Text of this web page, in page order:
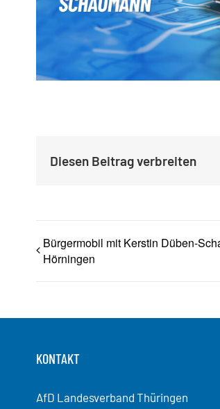
Diesen Beitrag verbreiten
Bürgermobil mit Kerstin Düben-
Hörningen
KONTAKT
AfD Landesverband Thüringen